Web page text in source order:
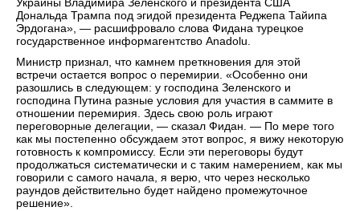
Украины Владимира Зеленского и президента США
Дональда Трампа под эгидой президента Реджепа Тайипа
Эрдогана», — расшифровало слова Фидана турецкое
государственное информагентство Anadolu.
Министр признал, что камнем преткновения для этой
встречи остается вопрос о перемирии. «Особенно они
разошлись в следующем: у господина Зеленского и
господина Путина разные условия для участия в саммите в
отношении перемирия. Здесь свою роль играют
переговорные делегации, — сказал Фидан. — По мере того
как мы постепенно обсуждаем этот вопрос, я вижу некоторую
готовность к компромиссу. Если эти переговоры будут
продолжаться систематически и с таким намерением, как мы
говорили с самого начала, я верю, что через несколько
раундов действительно будет найдено промежуточное
решение».